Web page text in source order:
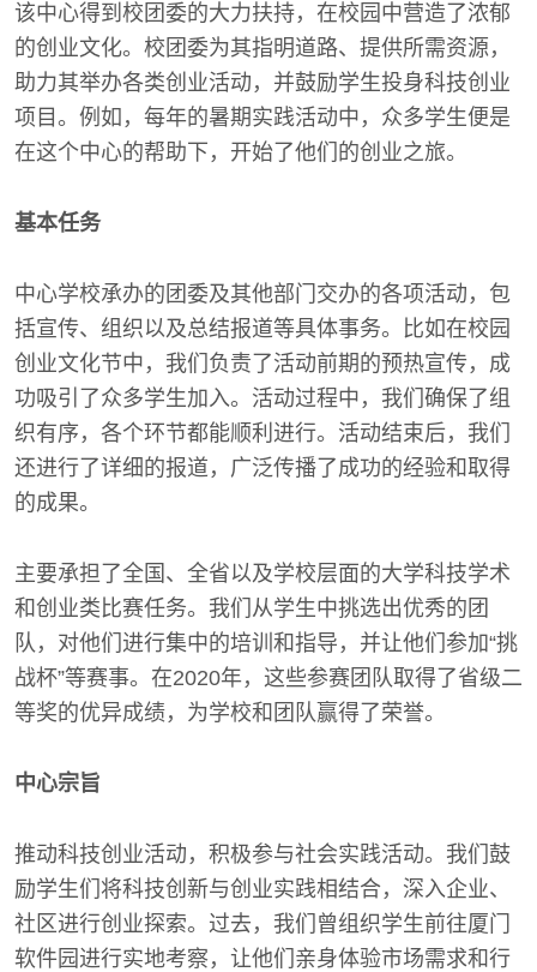
该中心得到校团委的大力扶持，在校园中营造了浓郁
的创业文化。校团委为其指明道路、提供所需资源，
助力其举办各类创业活动，并鼓励学生投身科技创业
项目。例如，每年的暑期实践活动中，众多学生便是
在这个中心的帮助下，开始了他们的创业之旅。
基本任务
中心学校承办的团委及其他部门交办的各项活动，包
括宣传、组织以及总结报道等具体事务。比如在校园
创业文化节中，我们负责了活动前期的预热宣传，成
功吸引了众多学生加入。活动过程中，我们确保了组
织有序，各个环节都能顺利进行。活动结束后，我们
还进行了详细的报道，广泛传播了成功的经验和取得
的成果。
主要承担了全国、全省以及学校层面的大学科技学术
和创业类比赛任务。我们从学生中挑选出优秀的团
队，对他们进行集中的培训和指导，并让他们参加“挑
战杯”等赛事。在2020年，这些参赛团队取得了省级二
等奖的优异成绩，为学校和团队赢得了荣誉。
中心宗旨
推动科技创业活动，积极参与社会实践活动。我们鼓
励学生们将科技创新与创业实践相结合，深入企业、
社区进行创业探索。过去，我们曾组织学生前往厦门
软件园进行实地考察，让他们亲身体验市场需求和行